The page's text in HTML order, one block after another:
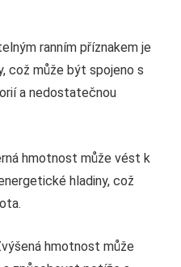
ranním příznakem je
což může být spojeno s
a nedostatečnou
hmotnost může vést k
hladiny, což
hmotnost může